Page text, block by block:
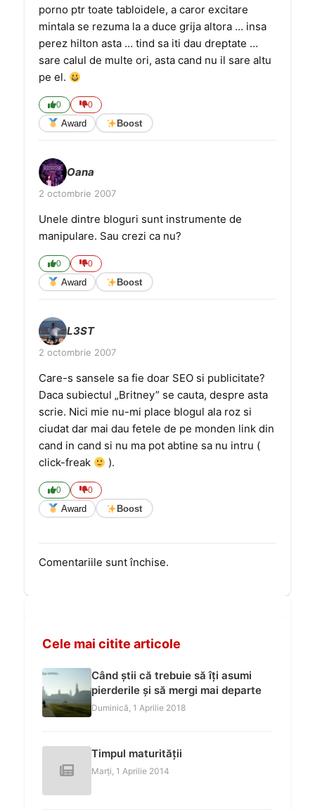
porno ptr toate tabloidele, a caror excitare
mintala se rezuma la a duce grija altora … insa
perez hilton asta … tind sa iti dau dreptate …
sare calul de multe ori, asta cand nu il sare altu
pe el.
0 0
Award Boost
Oana
2 octombrie 2007
Unele dintre bloguri sunt instrumente de
manipulare. Sau crezi ca nu?
0 0
Award Boost
L3ST
2 octombrie 2007
Care-s sansele sa fie doar SEO si publicitate?
Daca subiectul „Britney” se cauta, despre asta
scrie. Nici mie nu-mi place blogul ala roz si
ciudat dar mai dau fetele de pe monden link din
cand in cand si nu ma pot abtine sa nu intru (
click-freak
).
0 0
Award Boost
Comentariile sunt închise.
Cele mai citite articole
Când știi că trebuie să îți asumi
pierderile și să mergi mai departe
Duminică, 1 Aprilie 2018
Timpul maturității
Marți, 1 Aprilie 2014